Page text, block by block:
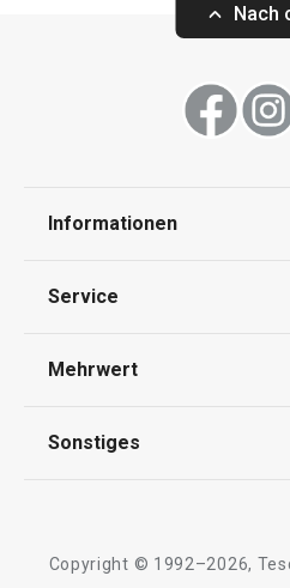
Nach
Informationen
Impressum
Service
Kontaktformular
Mehrwert
Qualität
Sonstiges
Copyright © 1992–2026,